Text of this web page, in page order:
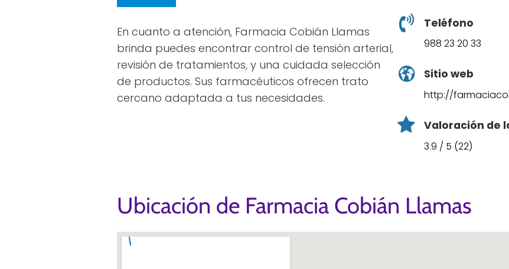
En cuanto a atención, Farmacia Cobián Llamas
brinda puedes encontrar control de tensión arterial,
revisión de tratamientos, y una cuidada selección
de productos. Sus farmacéuticos ofrecen trato
cercano adaptada a tus necesidades.
Teléfono
988 23 20 33
Sitio web
http://
Valoración de
3.9 / 5 (22)
Ubicación de Farmacia Cobián Llamas